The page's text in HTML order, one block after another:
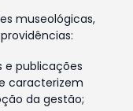
museológicas,
publicações
caracterizem
da gestão;